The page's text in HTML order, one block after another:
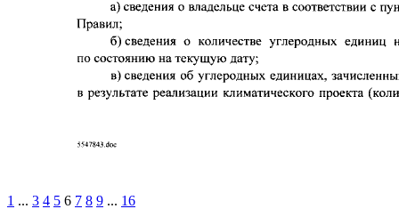
1 ... 3 4 5 6 7 8 9 ... 16